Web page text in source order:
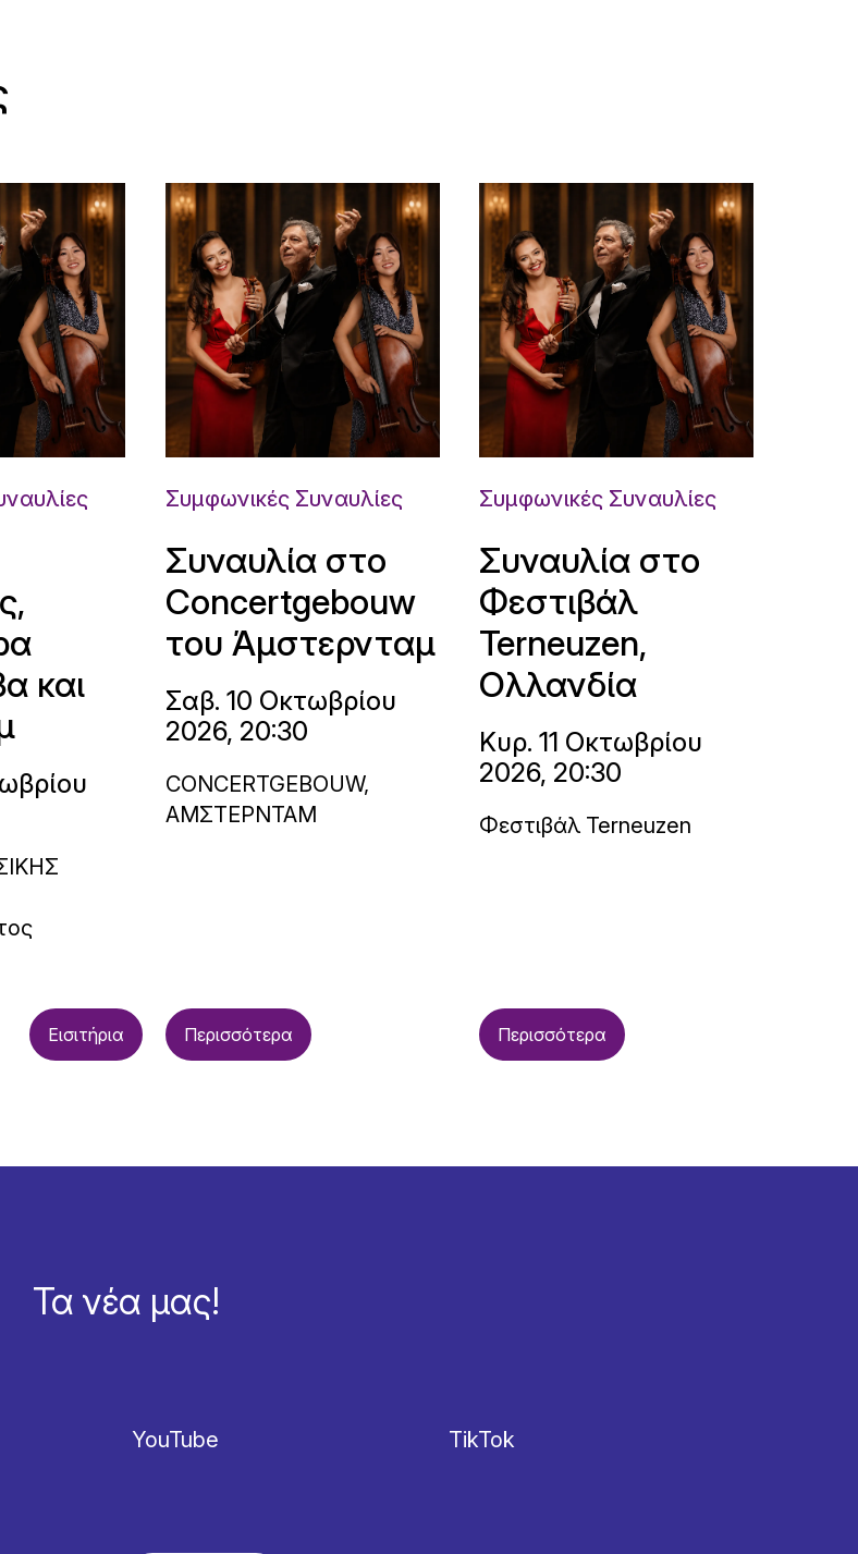
και
Εισιτήρια
Συμφωνικές Συναυλίες
Συναυλία στο
Concertgebouw
του Άμστερνταμ
Σαβ. 10 Οκτωβρίου
2026, 20:30
CONCERTGEBOUW,
ΑΜΣΤΕΡΝΤΑΜ
Περισσότερα
Συμφωνικές Συναυλίες
Συναυλία στο
Φεστιβάλ
Terneuzen,
Ολλανδία
Κυρ. 11 Οκτωβρίου
2026, 20:30
Φεστιβάλ Terneuzen
Περισσότερα
Τα νέα μας!
YouTube TikTok